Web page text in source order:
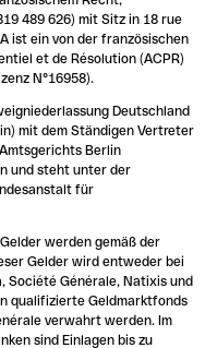
489 626) mit Sitz in 18 rue
ist ein von der französischen
et de Résolution (ACPR)
N°16958).
Deutschland
mit dem Ständigen Vertreter
Berlin
und steht unter der
für
werden gemäß der
Gelder wird entweder bei
Société Générale, Natixis und
qualifizierte Geldmarktfonds
verwahrt werden. Im
sind Einlagen bis zu